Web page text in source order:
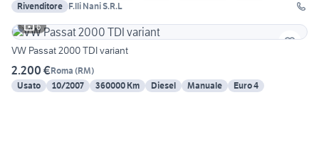
Rivenditore F.lli Nani S.R.L
6
VW Passat 2000 TDI variant
2.200 €Roma (RM)
Usato
10/2007 360000 Km Diesel Manuale Euro 4